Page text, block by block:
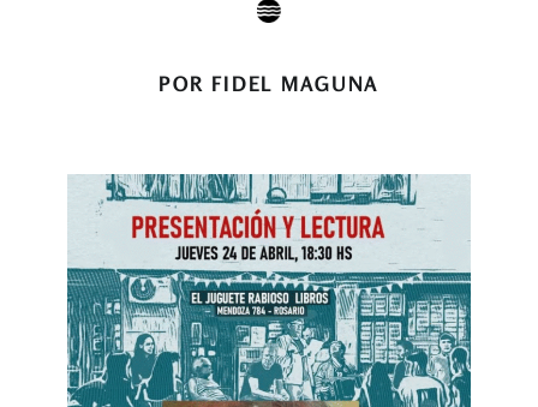
POR FIDEL MAGUNA